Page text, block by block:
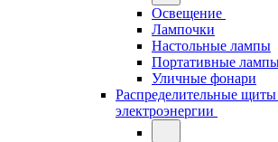
Освещение
Лампочки
Настольные лампы
Портативные
Уличные фонари
Распределительные щиты
электроэнергии